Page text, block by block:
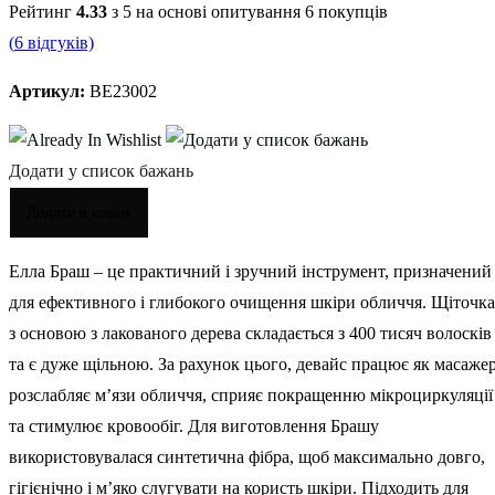
Рейтинг 4.33 з 5 на основі опитування 6 покупців
(6 відгуків)
Артикул: BE23002
Додати у список бажань
Елла Браш – це практичний і зручний інструмент, призначений
для ефективного і глибокого очищення шкіри обличчя. Щіточка
з основою з лакованого дерева складається з 400 тисяч волосків
та є дуже щільною. За рахунок цього, девайс працює як
розслабляє м’язи обличчя, сприяє покращенню мікроциркуляції
та стимулює кровообіг. Для виготовлення Брашу
використовувалася синтетична фібра, щоб максимально довго,
гігієнічно і мʼяко слугувати на користь шкіри. Підходить для